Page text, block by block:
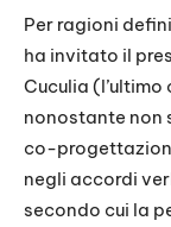
EMBED
Per ragioni
ha invitato il
Cuculia
nonostante non
co-
negli accordi
secondo cui la